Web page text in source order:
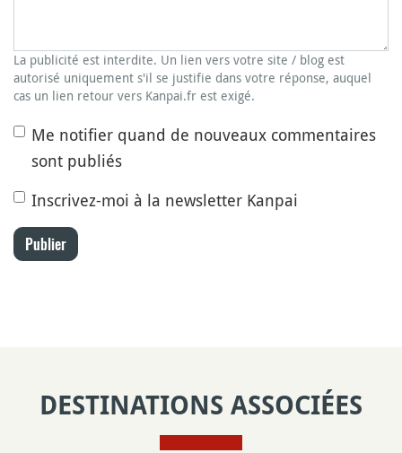
La publicité est interdite. Un lien vers votre site / blog est
autorisé uniquement s'il se justifie dans votre réponse, auquel
cas un lien retour vers Kanpai.fr est exigé.
Me notifier quand de nouveaux commentaires
sont publiés
Inscrivez-moi à la newsletter Kanpai
Publier
DESTINATIONS ASSOCIÉES